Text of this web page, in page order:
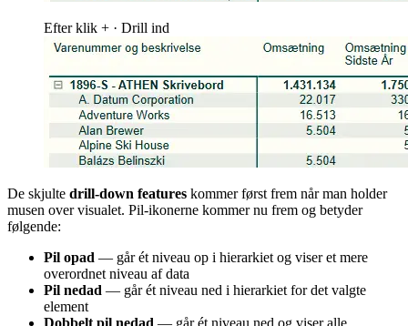
Efter klik + · Drill ind
De skjulte drill-down features kommer først frem når man holder
musen over visualet. Pil-ikonerne kommer nu frem og betyder
følgende:
Pil opad — går ét niveau op i hierarkiet og viser et mere
overordnet niveau af data
Pil nedad — går ét niveau ned i hierarkiet for det valgte
element